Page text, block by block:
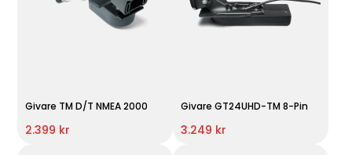
Givare TM D/T NMEA 2000
2.399 kr
Givare GT24UHD-TM 8-Pin
3.249 kr